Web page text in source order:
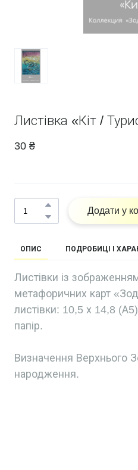
Листівка «Кіт /
30 ₴
Додати у
ОПИС ПОДРОБИЦІ І
Листівки із
метафоричних карт
листівки: 10,5 х 14,8
папір.
Визначення Верхнього
народження.